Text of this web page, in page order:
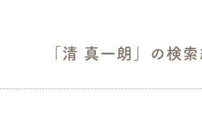
「清 真一朗」の検